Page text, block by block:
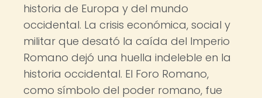
historia de Europa y del mundo
occidental. La crisis económica, social y
militar que desató la caída del Imperio
Romano dejó una huella indeleble en la
historia occidental. El Foro Romano,
como símbolo del poder romano, fue